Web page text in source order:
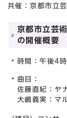
共催：京都市立
京都市立芸
の開催概要
時間：午後4
曲目：
佐藤直紀：ヤ
大嶋義実：マ